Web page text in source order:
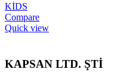
KİDS
Compare
Quick view
KAPSAN LTD. ŞTİ